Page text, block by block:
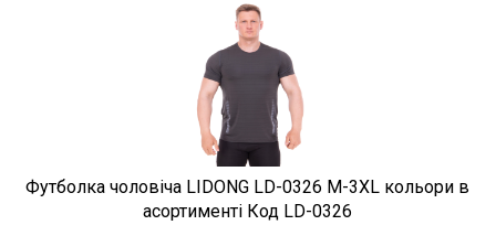
Футболка чоловіча LIDONG LD-0326 M-3XL кольори в
асортименті Код LD-0326